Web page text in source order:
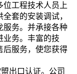
位工程技术人员上
套的安装调试，
服务。并承接各种
业务。丰富的技
后服务，使您获得
出口认证。公司